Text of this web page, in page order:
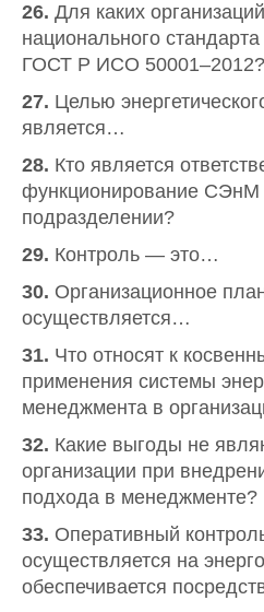
26. Для каких
национального
ГОСТ Р ИСО 50001–2012?
27. Целью
является…
28. Кто является
функционирование СЭнМ
подразделении?
29. Контроль — это…
30. Организационное
осуществляется…
31. Что относят к
применения системы
менеджмента в
32. Какие выгоды не
организации при
подхода в менеджменте?
33. Оперативный
осуществляется на
обеспечивается